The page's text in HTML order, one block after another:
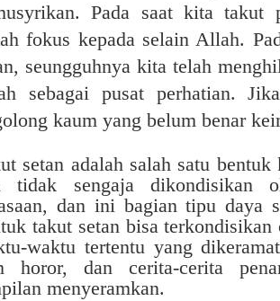
Pada saat kita takut
fokus kepada selain Allah.
seungguhnya kita telah
sebagai pusat perhatian.
kaum yang belum benar
setan adalah salah satu
tidak sengaja dikondisikan
dan ini bagian tipu daya
takut setan bisa
waktu tertentu yang
horor, dan cerita-cerita
menyeramkan.